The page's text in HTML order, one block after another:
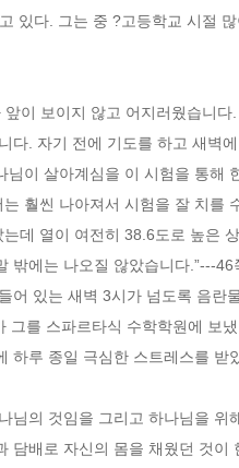
있다. 그는 중 ?고등학교 시절
이 보이지 않고 어지러웠습니
다. 자기 전에 기도를 하고 새벽
님이 살아계심을 이 시험을 통해
훨씬 나아져서 시험을 잘 치를
데 열이 여전히 38.6도로 높은
밖에는 나오질 않았습니다.”---
어 있는 새벽 3시가 넘도록 음
그를 스파르타식 수학학원에 보
하루 종일 극심한 스트레스를
님의 것임을 그리고 하나님을
담배로 자신의 몸을 채웠던 것